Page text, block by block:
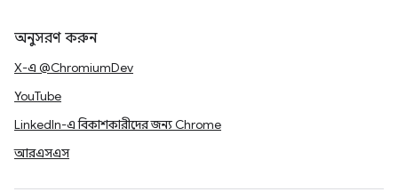
অনুসরণ করুন
X-এ @ChromiumDev
YouTube
LinkedIn-এ বিকাশকারীদের জন্য Chrome
আরএসএস